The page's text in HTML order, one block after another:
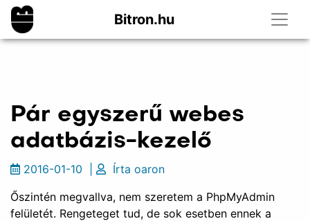
Bitron.hu
Pár egyszerű webes
adatbázis-kezelő
2016-01-10 Írta oaron
Őszintén megvallva, nem szeretem a PhpMyAdmin
felületét. Rengeteget tud, de sok esetben ennek a